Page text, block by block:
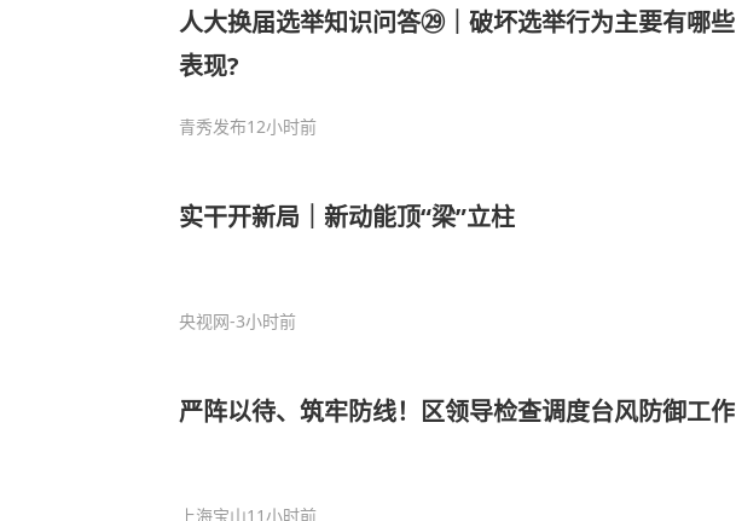
人大换届选举知识问答㉙｜破坏选举行为主要有哪些
表现?
青秀发布12小时前
实干开新局｜新动能顶“梁”立柱
央视网-3小时前
严阵以待、筑牢防线！区领导检查调度台风防御工作
上海宝山11小时前